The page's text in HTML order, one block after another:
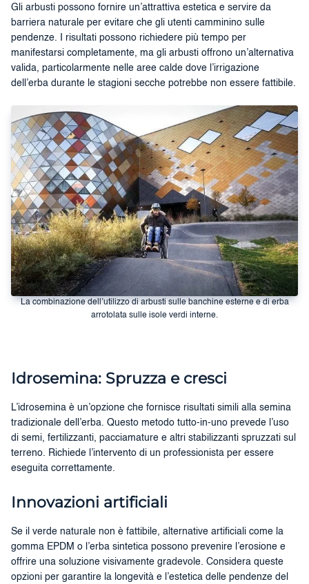
Gli arbusti possono fornire un’attrattiva estetica e servire da
barriera naturale per evitare che gli utenti camminino sulle
pendenze. I risultati possono richiedere più tempo per
manifestarsi completamente, ma gli arbusti offrono un’alternativa
valida, particolarmente nelle aree calde dove l’irrigazione
dell’erba durante le stagioni secche potrebbe non essere fattibile.
La combinazione dell’utilizzo di arbusti sulle banchine esterne e di erba
arrotolata sulle isole verdi interne.
Idrosemina: Spruzza e cresci
L’idrosemina è un’opzione che fornisce risultati simili alla semina
tradizionale dell’erba. Questo metodo tutto-in-uno prevede l’uso
di semi, fertilizzanti, pacciamature e altri stabilizzanti spruzzati sul
terreno. Richiede l’intervento di un professionista per essere
eseguita correttamente.
Innovazioni artificiali
Se il verde naturale non è fattibile, alternative artificiali come la
gomma EPDM o l’erba sintetica possono prevenire l’erosione e
offrire una soluzione visivamente gradevole. Considera queste
opzioni per garantire la longevità e l’estetica delle pendenze del